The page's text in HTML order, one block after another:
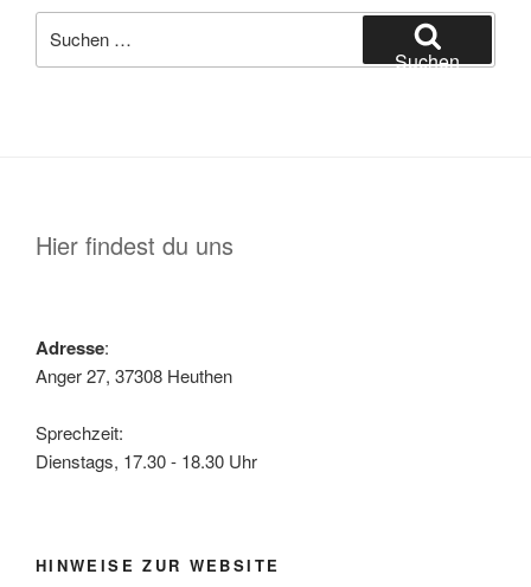
nach:
Suchen
Hier findest du uns
Adresse:
Anger 27, 37308 Heuthen
Sprechzeit:
Dienstags, 17.30 - 18.30 Uhr
HINWEISE ZUR WEBSITE